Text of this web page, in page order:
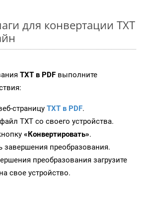
для конвертации TXT
TXT в PDF выполните
страницу TXT в PDF.
TXT со своего устройства.
«Конвертировать».
завершения преобразования.
преобразования загрузите
свое устройство.